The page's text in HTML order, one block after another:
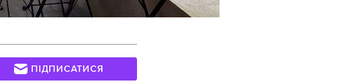
ПІДПИСАТИСЯ